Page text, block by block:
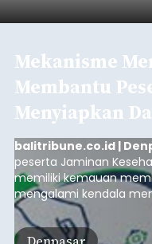
Mekanisme
Membantu
Menyiapkan
balitribune.co.id |
peserta Jaminan
memiliki kemauan
mengalami kendala
penuh saat jatuh tempo
Kondisi ini terutama